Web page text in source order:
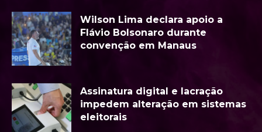
Wilson Lima declara apoio a
Flávio Bolsonaro durante
convenção em Manaus
Assinatura digital e lacração
impedem alteração em sistemas
eleitorais